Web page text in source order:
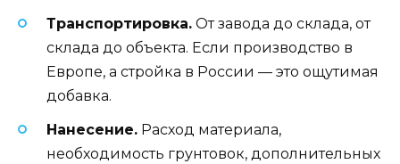
Транспортировка. От завода до склада, от
склада до объекта. Если производство в
Европе, а стройка в России — это ощутимая
добавка.
Нанесение. Расход материала,
необходимость грунтовок, дополнительных